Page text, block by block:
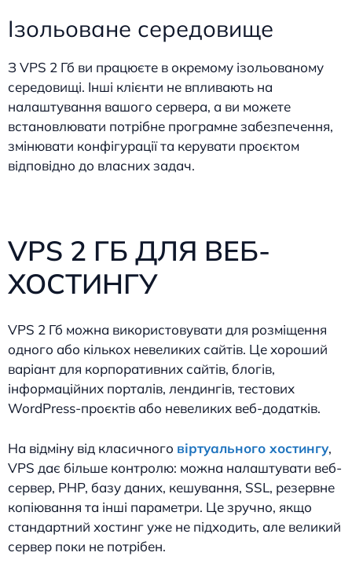
Ізольоване середовище
З VPS 2 Гб ви працюєте в окремому ізольованому
середовищі. Інші клієнти не впливають на
налаштування вашого сервера, а ви можете
встановлювати потрібне програмне забезпечення,
змінювати конфігурації та керувати проєктом
відповідно до власних задач.
VPS 2 ГБ ДЛЯ ВЕБ-
ХОСТИНГУ
VPS 2 Гб можна використовувати для розміщення
одного або кількох невеликих сайтів. Це хороший
варіант для корпоративних сайтів, блогів,
інформаційних порталів, лендингів, тестових
WordPress-проєктів або невеликих веб-додатків.
На відміну від класичного віртуального хостингу,
VPS дає більше контролю: можна налаштувати веб-
сервер, PHP, базу даних, кешування, SSL, резервне
копіювання та інші параметри. Це зручно, якщо
стандартний хостинг уже не підходить, але великий
сервер поки не потрібен.